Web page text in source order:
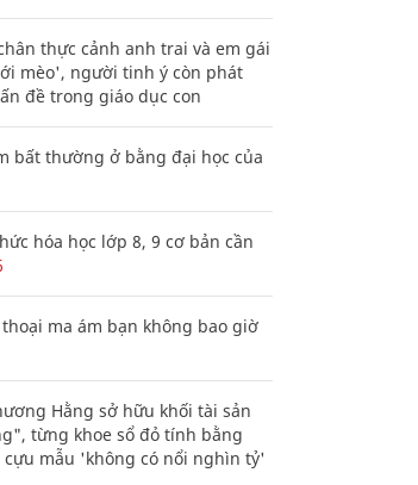
thực cảnh anh trai và em gái
mèo', người tinh ý còn phát
đề trong giáo dục con
bất thường ở bằng đại học của
hóa học lớp 8, 9 cơ bản cần
ma ám bạn không bao giờ
Hằng sở hữu khối tài sản
từng khoe sổ đỏ tính bằng
cựu mẫu 'không có nổi nghìn tỷ'